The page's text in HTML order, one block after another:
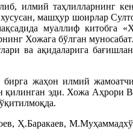
илмий таҳлилларнинг
машҳур шоирлар
муаллиф китобга
Хожага бўлган
ва ақидаларига
жаҳон илмий
эди. Хожа Аҳрори
Ҳ.Баракаев,